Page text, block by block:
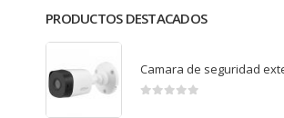
PRODUCTOS DESTACADOS